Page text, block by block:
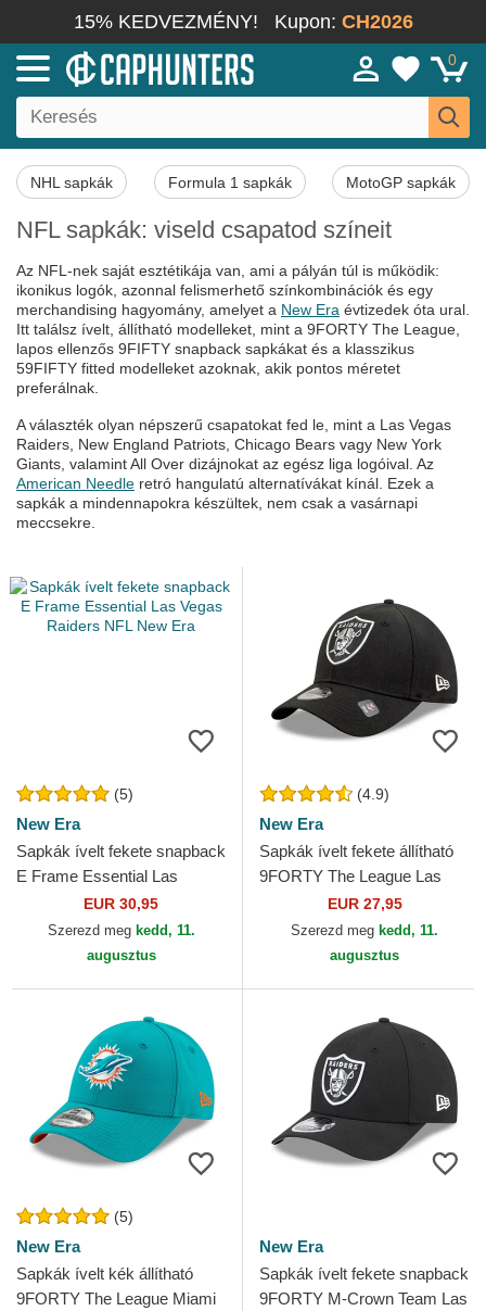
15% KEDVEZMÉNY! Kupon: CH2026
0
NHL sapkák Formula 1 sapkák MotoGP sapkák
NFL sapkák: viseld csapatod színeit
Az NFL-nek saját esztétikája van, ami a pályán túl is működik:
ikonikus logók, azonnal felismerhető színkombinációk és egy
merchandising hagyomány, amelyet a New Era évtizedek óta ural.
Itt találsz ívelt, állítható modelleket, mint a 9FORTY The League,
lapos ellenzős 9FIFTY snapback sapkákat és a klasszikus
59FIFTY fitted modelleket azoknak, akik pontos méretet
preferálnak.
A választék olyan népszerű csapatokat fed le, mint a Las Vegas
Raiders, New England Patriots, Chicago Bears vagy New York
Giants, valamint All Over dizájnokat az egész liga logóival. Az
American Needle retró hangulatú alternatívákat kínál. Ezek a
sapkák a mindennapokra készültek, nem csak a vasárnapi
meccsekre.
(5)
New Era
Sapkák ívelt fekete snapback
E Frame Essential Las
Vegas Raiders NFL New Era
EUR 30,95
Szerezd meg kedd, 11.
augusztus
(4.9)
New Era
Sapkák ívelt fekete állítható
9FORTY The League Las
Vegas Raiders NFL New Era
EUR 27,95
Szerezd meg kedd, 11.
augusztus
(5)
New Era
Sapkák ívelt kék állítható
9FORTY The League Miami
New Era
Sapkák ívelt fekete snapback
9FORTY M-Crown Team Las